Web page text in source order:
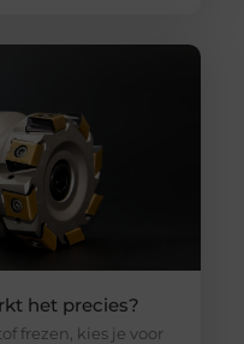
het precies?
frezen, kies je voor